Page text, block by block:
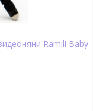
Ramili Baby